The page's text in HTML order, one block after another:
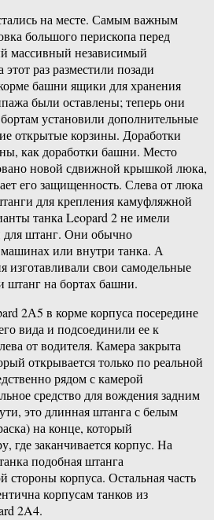
на месте. Самым важным
большого перископа перед
массивный независимый
раз разместили позади
башни ящики для хранения
были оставлены; теперь они
установили дополнительные
открытые корзины. Доработки
как доработки башни. Место
новой сдвижной крышкой люка,
его защищенность. Слева от люка
для крепления камуфляжной
танка Leopard 2 не имели
для штанг. Они обычно
машинах или внутри танка. А
изготавливали свои самодельные
штанг на бортах башни.
2А5 в корме корпуса посередине
вида и подсоединили ее к
от водителя. Камера закрыта
открывается только по реальной
рядом с камерой
средство для вождения задним
это длинная штанга с белым
на конце, который
где заканчивается корпус. На
подобная штанга
стороны корпуса. Остальная часть
корпусам танков из
2A4.